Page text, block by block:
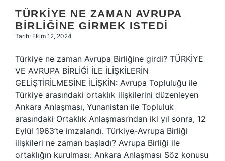
TÜRKIYE NE ZAMAN AVRUPA
BIRLIĞINE GIRMEK ISTEDI
Tarih: Ekim 12, 2024
Türkiye ne zaman Avrupa Birliğine girdi? TÜRKİYE
VE AVRUPA BİRLİĞİ İLE İLİŞKİLERİN
GELİŞTİRİLMESİNE İLİŞKİN: Avrupa Topluluğu ile
Türkiye arasındaki ortaklık ilişkilerini düzenleyen
Ankara Anlaşması, Yunanistan ile Topluluk
arasındaki Ortaklık Anlaşması’ndan iki yıl sonra, 12
Eylül 1963’te imzalandı. Türkiye-Avrupa Birliği
ilişkileri ne zaman başladı? Avrupa Birliği ile
ortaklığın kurulması: Ankara Anlaşması Söz konusu